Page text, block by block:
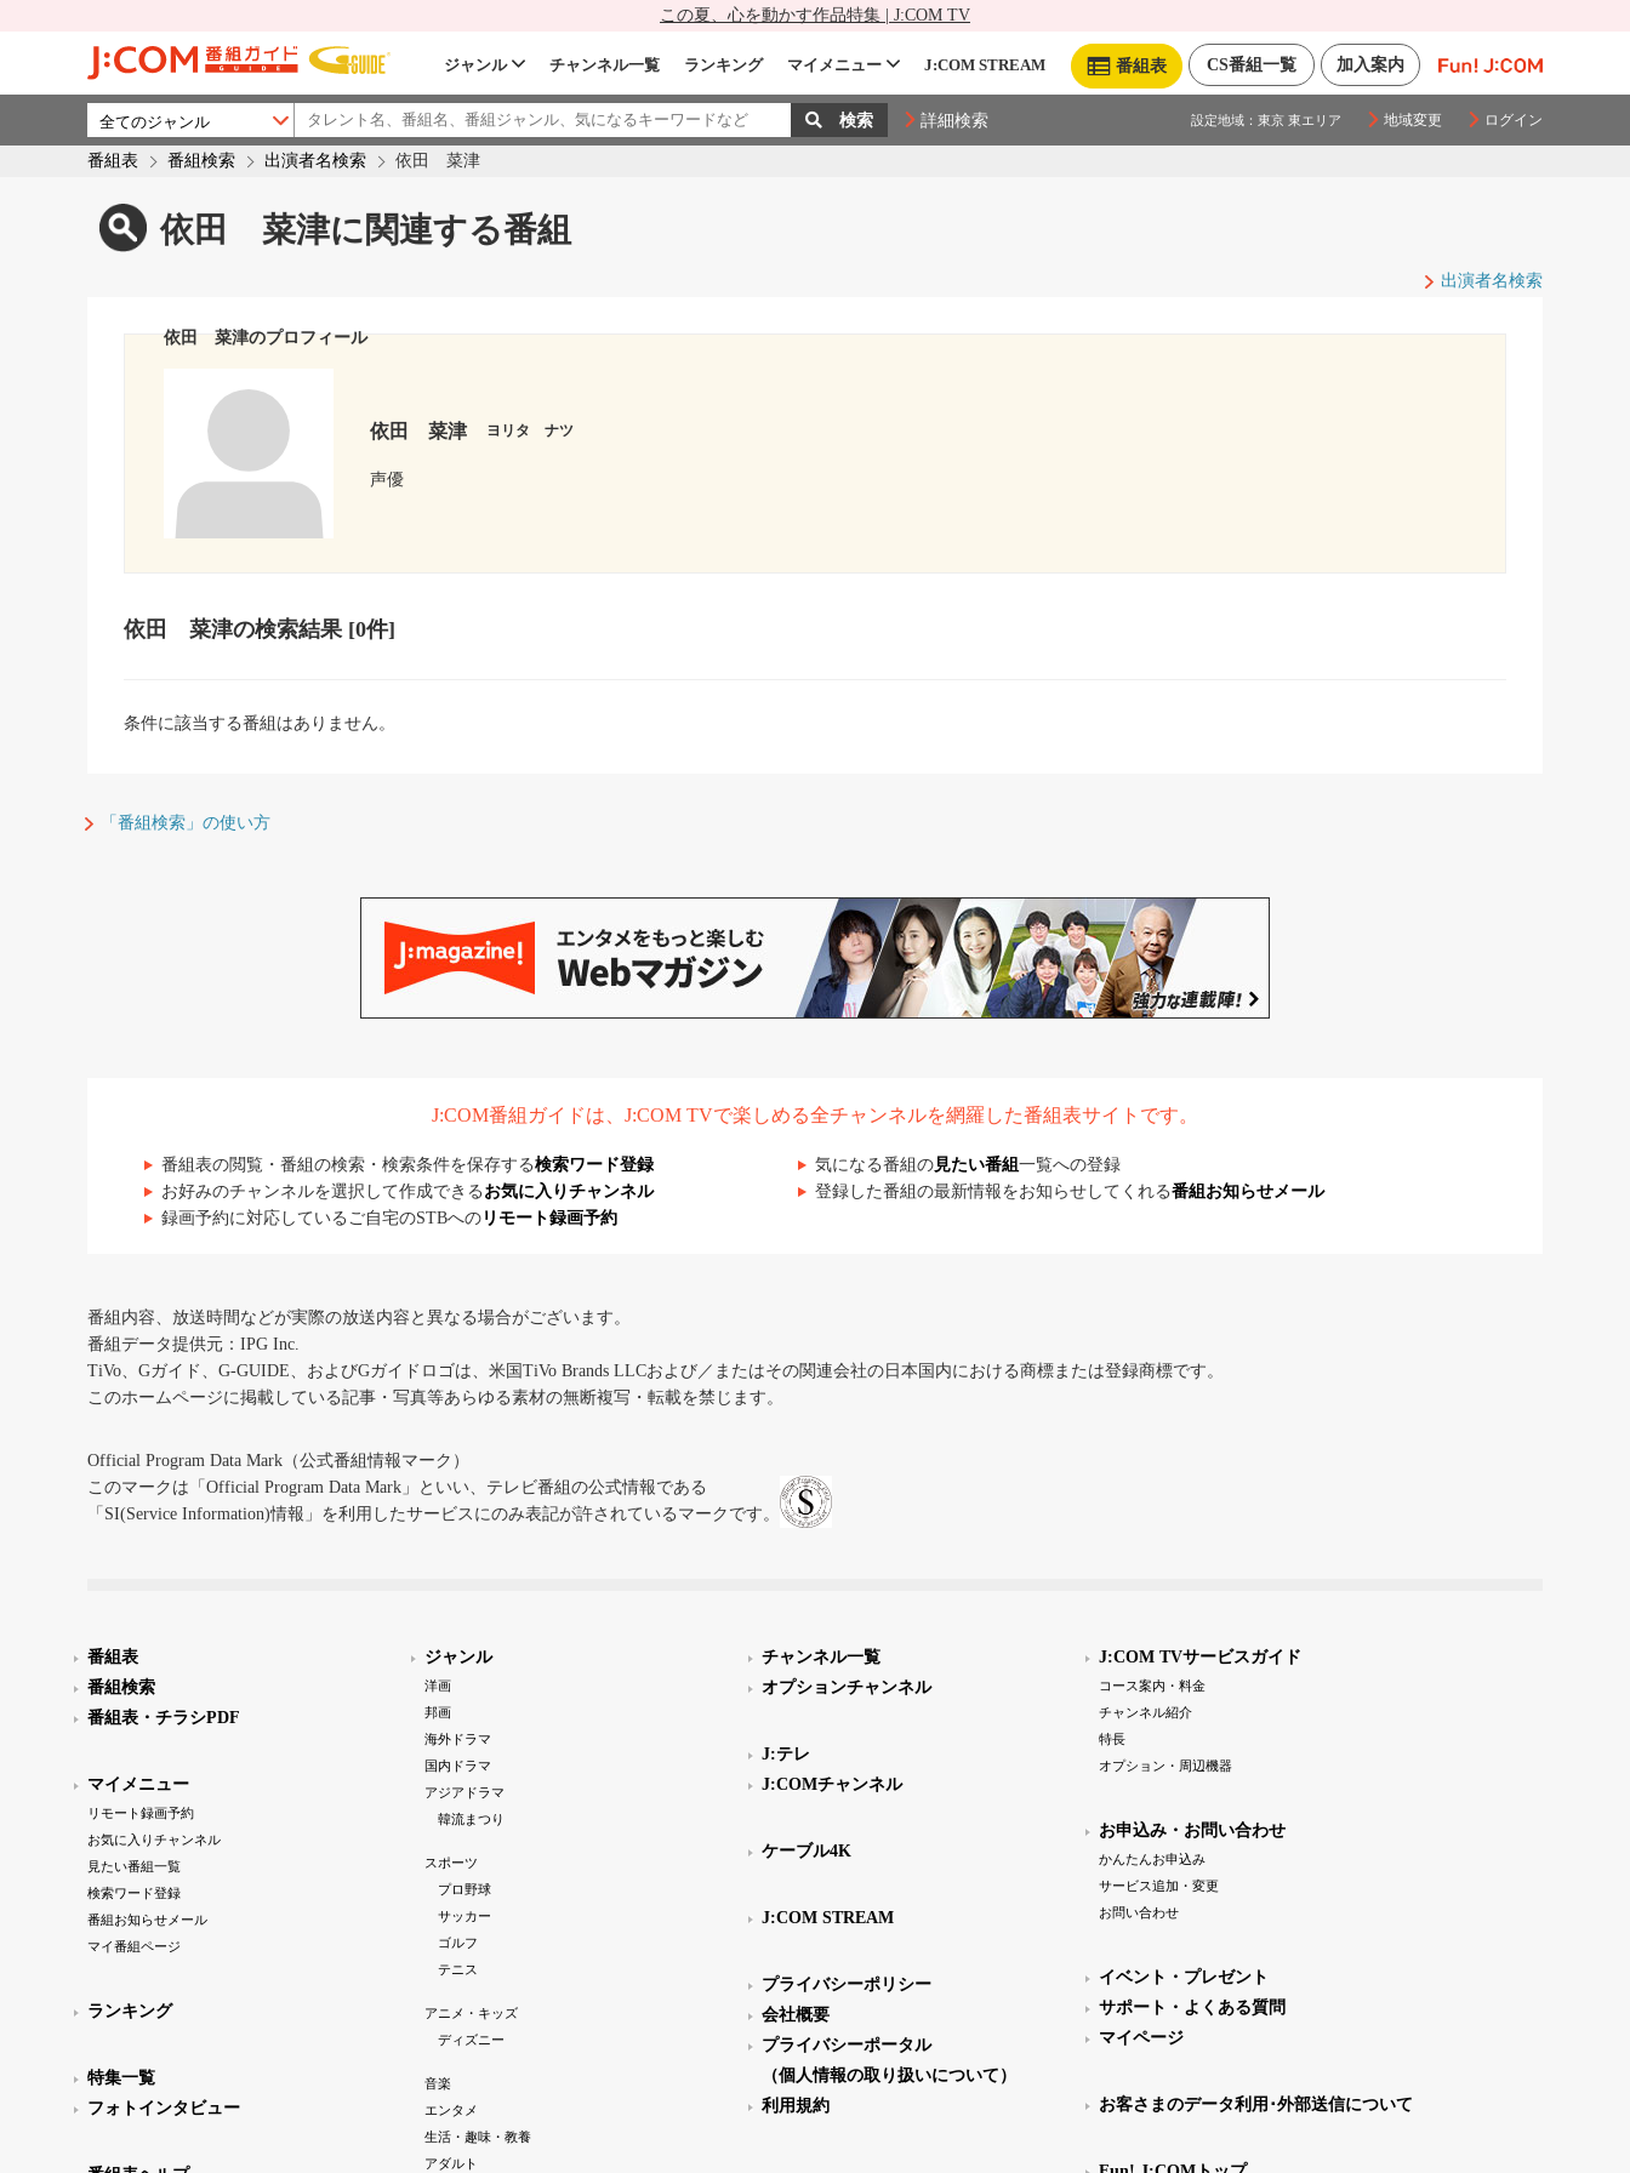
この夏、心を動かす作品特集 | J:COM TV
加入案内
CS番組一覧
番組表
ジャンル チャンネル一覧 ランキング マイメニュー J:COM STREAM
詳細検索 設定地域： 東京 東エリア 地域変更 ログイン
番組表 番組検索 出演者名検索 依田 菜津
依田 菜津に関連する番組
出演者名検索
依田 菜津のプロフィール
依田 菜津 ヨリタ ナツ
声優
依田 菜津の検索結果[0件]
条件に該当する番組はありません。
「番組検索」の使い方
J:COM番組ガイドは、J:COM TVで楽しめる全チャンネルを網羅した番組表サイトです。
番組表の閲覧・番組の検索・検索条件を保存する検索ワード登録 気になる番組の見たい番組 一覧への登録
お好みのチャンネルを選択して作成できる お気に入りチャンネル 登録した番組の最新情報をお知らせしてくれる番組お知らせメール
録画予約に対応しているご自宅のSTBへの リモート録画予約
番組内容、放送時間などが実際の放送内容と異なる場合がございます。
番組データ提供元：IPG Inc.
TiVo、Gガイド、G-GUIDE、およびGガイドロゴは、米国TiVo Brands LLCおよび／またはその関連会社の日本国内における商標または登録商標です。
このホームページに掲載している記事・写真等あらゆる素材の無断複写・転載を禁じます。
Official Program Data Mark（公式番組情報マーク）
このマークは「Official Program Data Mark」といい、テレビ番組の公式情報である
「SI(Service Information)情報」を利用したサービスにのみ表記が許されているマークです。
番組表
番組検索
番組表・チラシPDF
マイメニュー
リモート録画予約
お気に入りチャンネル
見たい番組一覧
検索ワード登録
番組お知らせメール
マイ番組ページ
ランキング
特集一覧
フォトインタビュー
ジャンル
洋画
邦画
海外ドラマ
国内ドラマ
アジアドラマ
韓流まつり
スポーツ
プロ野球
サッカー
ゴルフ
テニス
アニメ・キッズ
ディズニー
音楽
エンタメ
生活・趣味・教養
アダルト
チャンネル一覧
オプションチャンネル
J:テレ
J:COMチャンネル
ケーブル4K
J:COM STREAM
プライバシーポリシー
会社概要
プライバシーポータル
（個人情報の取り扱いについて）
利用規約
J:COM TVサービスガイド
コース案内・料金
チャンネル紹介
特長
オプション・周辺機器
お申込み・お問い合わせ
かんたんお申込み
サービス追加・変更
お問い合わせ
イベント・プレゼント
サポート・よくある質問
マイページ
お客さまのデータ利用･外部送信について